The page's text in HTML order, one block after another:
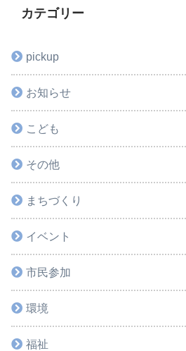
カテゴリー
pickup
お知らせ
こども
その他
まちづくり
イベント
市民参加
環境
福祉